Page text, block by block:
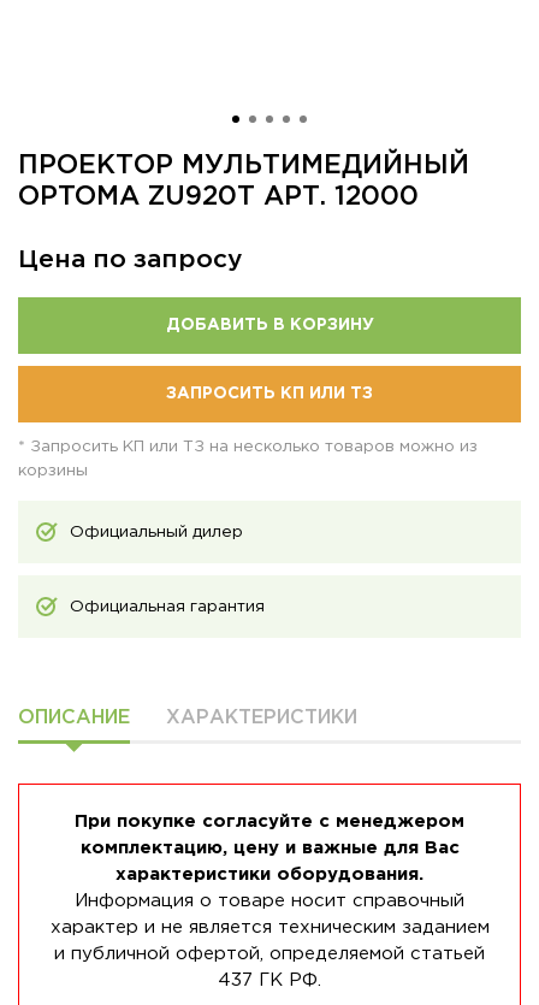
ПРОЕКТОР МУЛЬТИМЕДИЙНЫЙ
OPTOMA ZU920T АРТ. 12000
Цена по запросу
ДОБАВИТЬ В КОРЗИНУ
ЗАПРОСИТЬ КП ИЛИ ТЗ
* Запросить КП или ТЗ на несколько товаров можно из
корзины
Официальный дилер
Официальная гарантия
ОПИСАНИЕ ХАРАКТЕРИСТИКИ
При покупке согласуйте с менеджером
комплектацию, цену и важные для Вас
характеристики оборудования.
Информация о товаре носит справочный
характер и не является техническим заданием
и публичной офертой, определяемой статьей
437 ГК РФ.